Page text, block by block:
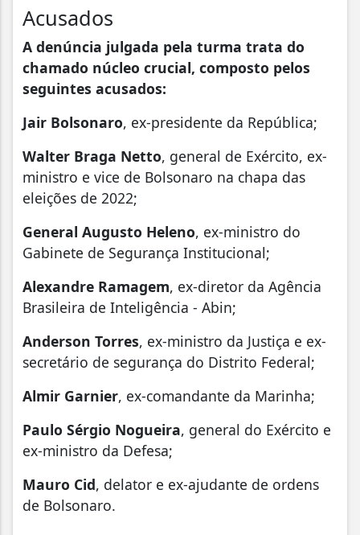
Acusados
A denúncia julgada pela turma trata do
chamado núcleo crucial, composto pelos
seguintes acusados:
Jair Bolsonaro, ex-presidente da República;
Walter Braga Netto, general de Exército, ex-
ministro e vice de Bolsonaro na chapa das
eleições de 2022;
General Augusto Heleno, ex-ministro do
Gabinete de Segurança Institucional;
Alexandre Ramagem, ex-diretor da Agência
Brasileira de Inteligência - Abin;
Anderson Torres, ex-ministro da Justiça e ex-
secretário de segurança do Distrito Federal;
Almir Garnier, ex-comandante da Marinha;
Paulo Sérgio Nogueira, general do Exército e
ex-ministro da Defesa;
Mauro Cid, delator e ex-ajudante de ordens
de Bolsonaro.